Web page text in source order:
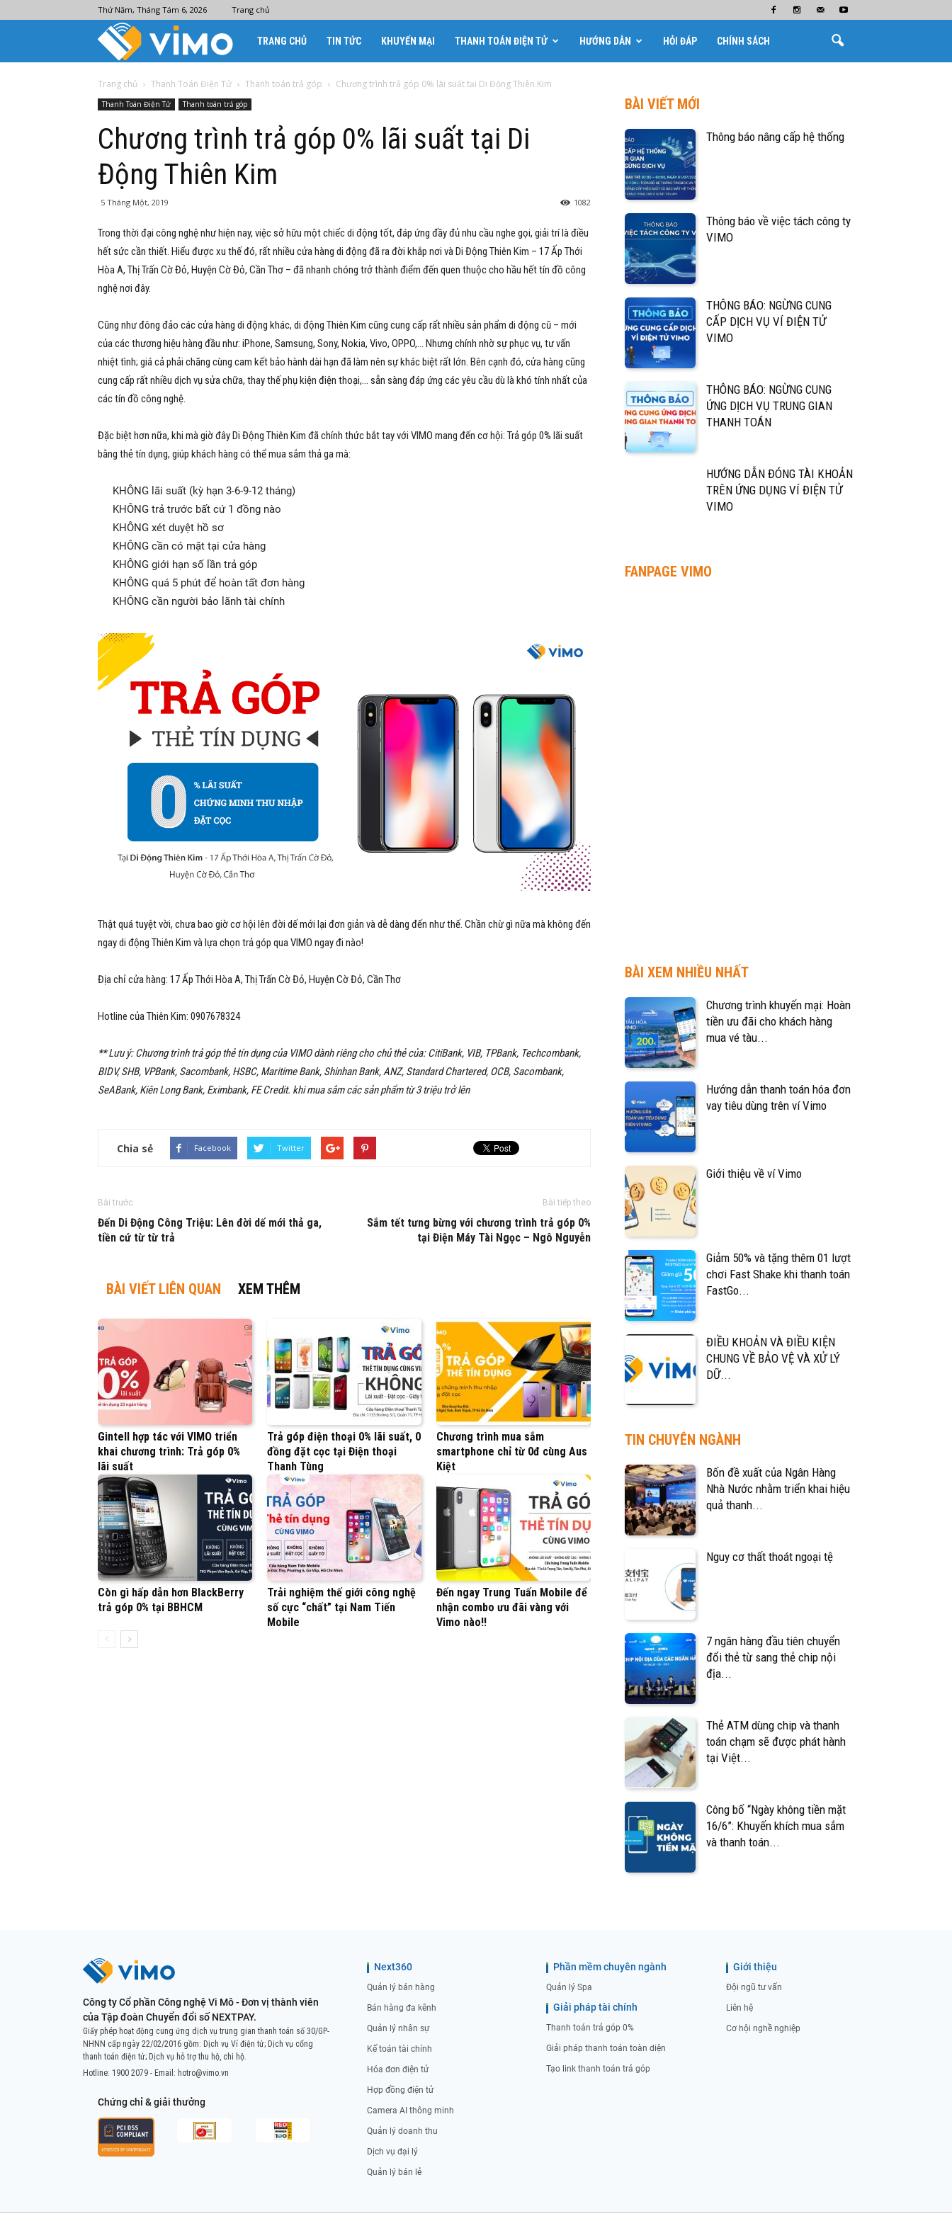
Thứ Năm, Tháng Tám 6, 2026 Trang chủ
điện
Vimo
TRANG CHỦ TIN TỨC KHUYẾN MẠI THANH TOÁN ĐIỆN TỬ HƯỚNG DẪN HỎI ĐÁP CHÍNH SÁCH
Trang chủ Thanh Toán Điện Tử Thanh toán trả góp Chương trình trả góp 0% lãi suất tại Di Động Thiên Kim
Thanh Toán Điện Tử Thanh toán trả góp
Chương trình trả góp 0% lãi suất tại Di
Động Thiên Kim
5 Tháng Một, 2019 1082
Trong thời đại công nghệ như hiện nay, việc sở hữu một chiếc di động tốt, đáp ứng đầy đủ nhu cầu nghe gọi, giải trí là điều
hết sức cần thiết. Hiểu được xu thế đó, rất nhiều cửa hàng di động đã ra đời khắp nơi vàDi Động Thiên Kim – 17 Ấp Thới
Hòa A, Thị Trấn Cờ Đỏ, Huyện Cờ Đỏ, Cần Thơ – đã nhanh chóng trở thành điểm đến quen thuộc cho hầu hết tín đồ công
nghệ nơi đây.
Cũng như đông đảo các cửa hàng di động khác, di động Thiên Kim cũng cung cấp rất nhiều sản phẩm di động cũ – mới
của các thương hiệu hàng đầu như: iPhone, Samsung, Sony, Nokia, Vivo, OPPO,… Nhưng chính nhờ sự phục vụ, tư vấn
nhiệt tình; giá cả phải chăng cùng cam kết bảo hành dài hạn đã làm nên sự khác biệt rất lớn. Bên cạnh đó, cửa hàng cũng
cung cấp rất nhiều dịch vụ sửa chữa, thay thế phụ kiện điện thoại,… sẵn sàng đáp ứng các yêu cầu dù là khó tính nhất của
các tín đồ công nghệ.
Đặc biệt hơn nữa, khi mà giờ đâyDi Động Thiên Kim đã chính thức bắt tay với VIMO mang đến cơ hội: Trả góp 0% lãi suất
bằng thẻ tín dụng, giúp khách hàng có thể mua sắm thả ga mà:
KHÔNG lãi suất (kỳ hạn 3-6-9-12 tháng)
KHÔNG trả trước bất cứ 1 đồng nào
KHÔNG xét duyệt hồ sơ
KHÔNG cần có mặt tại cửa hàng
KHÔNG giới hạn số lần trả góp
KHÔNG quá 5 phút để hoàn tất đơn hàng
KHÔNG cần người bảo lãnh tài chính
Thật quá tuyệt vời, chưa bao giờ cơ hội lên đời dế mới lại đơn giản và dễ dàng đến như thế. Chần chừ gì nữa mà không đến
ngay di động Thiên Kim và lựa chọn trả góp qua VIMO ngay đi nào!
Địa chỉ cửa hàng: 17 Ấp Thới Hòa A, Thị Trấn Cờ Đỏ, Huyện Cờ Đỏ, Cần Thơ
Hotline của Thiên Kim: 0907678324
** Lưu ý: Chương trình trả góp thẻ tín dụng của VIMO dành riêng cho chủ thẻ của: CitiBank, VIB, TPBank, Techcombank,
BIDV, SHB, VPBank, Sacombank, HSBC, Maritime Bank, Shinhan Bank, ANZ, Standard Chartered, OCB, Sacombank,
SeABank, Kiên Long Bank, Eximbank, FE Credit. khi mua sắm các sản phẩm từ 3 triệu trở lên
Chia sẻ Facebook Twitter
Bài trước
Đến Di Động Công Triệu: Lên đời dế mới thả ga,
tiền cứ từ từ trả
Bài tiếp theo
Sắm tết tưng bừng với chương trình trả góp 0%
tại Điện Máy Tài Ngọc – Ngô Nguyễn
BÀI VIẾT LIÊN QUAN XEM THÊM
Gintell hợp tác với VIMO triển
khai chương trình: Trả góp 0%
lãi suất
Trả góp điện thoại 0% lãi suất, 0
đồng đặt cọc tại Điện thoại
Thanh Tùng
Chương trình mua sắm
smartphone chỉ từ 0đ cùng Aus
Kiệt
Còn gì hấp dẫn hơn BlackBerry
trả góp 0% tại BBHCM
Trải nghiệm thế giới công nghệ
số cực “chất” tại Nam Tiến
Mobile
Đến ngay Trung Tuấn Mobile để
nhận combo ưu đãi vàng với
Vimo nào!!
BÀI VIẾT MỚI
Thông báo nâng cấp hệ thống
Thông báo về việc tách công ty
VIMO
THÔNG BÁO: NGỪNG CUNG
CẤP DỊCH VỤ VÍ ĐIỆN TỬ
VIMO
THÔNG BÁO: NGỪNG CUNG
ỨNG DỊCH VỤ TRUNG GIAN
THANH TOÁN
HƯỚNG DẪN ĐÓNG TÀI KHOẢN
TRÊN ỨNG DỤNG VÍ ĐIỆN TỬ
VIMO
FANPAGE VIMO
BÀI XEM NHIỀU NHẤT
Chương trình khuyến mại: Hoàn
tiền ưu đãi cho khách hàng
mua vé tàu...
Hướng dẫn thanh toán hóa đơn
vay tiêu dùng trên ví Vimo
Giới thiệu về ví Vimo
Giảm 50% và tặng thêm 01 lượt
chơi Fast Shake khi thanh toán
FastGo...
ĐIỀU KHOẢN VÀ ĐIỀU KIỆN
CHUNG VỀ BẢO VỆ VÀ XỬ LÝ
DỮ...
TIN CHUYÊN NGÀNH
Bốn đề xuất của Ngân Hàng
Nhà Nước nhằm triển khai hiệu
quả thanh...
Nguy cơ thất thoát ngoại tệ
7 ngân hàng đầu tiên chuyển
đổi thẻ từ sang thẻ chip nội
địa...
Thẻ ATM dùng chip và thanh
toán chạm sẽ được phát hành
tại Việt...
Công bố “Ngày không tiền mặt
16/6”: Khuyến khích mua sắm
và thanh toán...
Công ty Cổ phần Công nghệ Vi Mô - Đơn vị thành viên
của Tập đoàn Chuyển đổi số NEXTPAY.
Giấy phép hoạt động cung ứng dịch vụ trung gian thanh toán số 30/GP-
NHNN cấp ngày 22/02/2016 gồm: Dịch vụ Ví điện tử; Dịch vụ cổng
thanh toán điện tử; Dịch vụ hỗ trợ thu hộ, chi hộ.
Hotline: 1900 2079 - Email: hotro@vimo.vn
Chứng chỉ & giải thưởng
Next360
Quản lý bán hàng
Bán hàng đa kênh
Quản lý nhân sự
Kế toán tài chính
Hóa đơn điện tử
Hợp đồng điện tử
Camera AI thông minh
Quản lý doanh thu
Dịch vụ đại lý
Quản lý bán lẻ
Phần mềm chuyên ngành
Quản lý Spa
Giải pháp tài chính
Thanh toán trả góp 0%
Giải pháp thanh toán toàn diện
Tạo link thanh toán trả góp
Giới thiệu
Đội ngũ tư vấn
Liên hệ
Cơ hội nghề nghiệp